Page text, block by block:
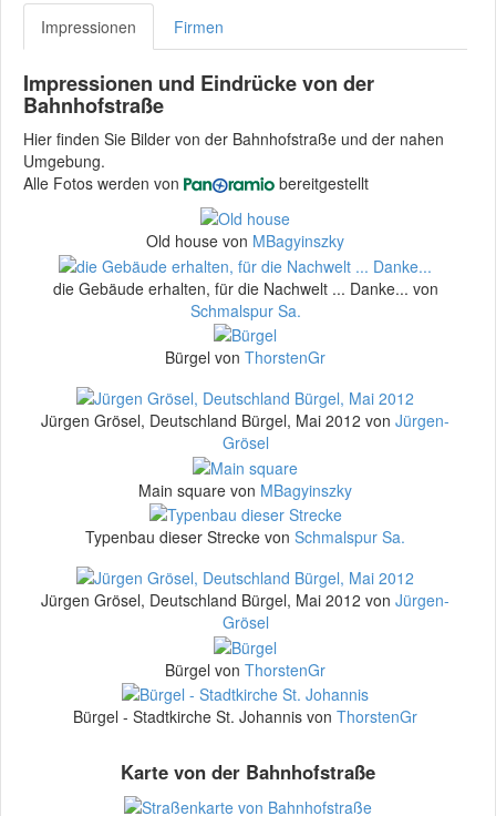
Impressionen Firmen
Impressionen und Eindrücke von der
Bahnhofstraße
Hier finden Sie Bilder von der Bahnhofstraße und der nahen
Umgebung.
Alle Fotos werden von
bereitgestellt
Old house von MBagyinszky
die Gebäude erhalten, für die Nachwelt ... Danke... von
Schmalspur Sa.
Bürgel von ThorstenGr
Jürgen Grösel, Deutschland Bürgel, Mai 2012 von Jürgen-
Grösel
Main square von MBagyinszky
Typenbau dieser Strecke von Schmalspur Sa.
Jürgen Grösel, Deutschland Bürgel, Mai 2012 von Jürgen-
Grösel
Bürgel von ThorstenGr
Bürgel - Stadtkirche St. Johannis von ThorstenGr
Karte von der Bahnhofstraße